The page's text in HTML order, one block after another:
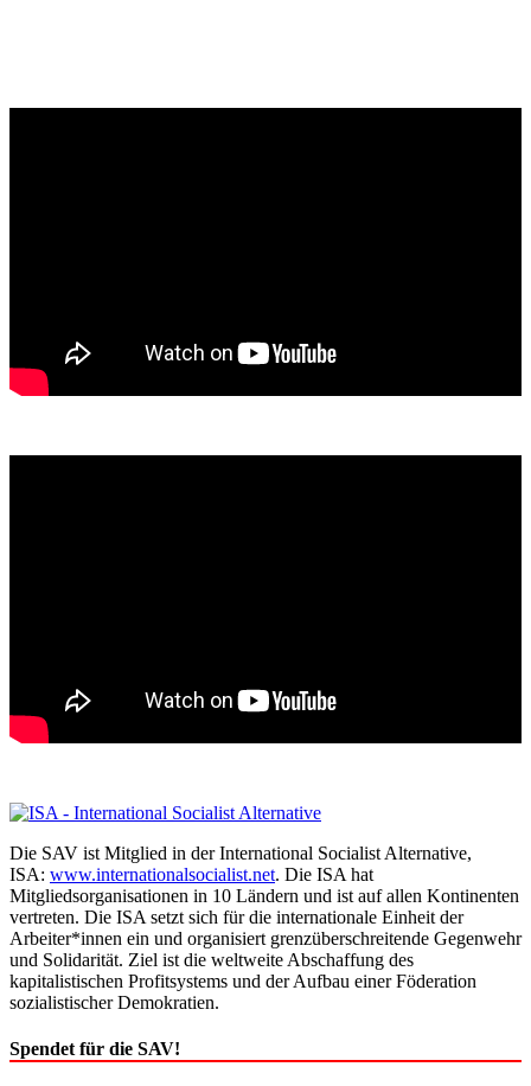
Die SAV ist Mitglied in der International Socialist Alternative,
ISA: www.internationalsocialist.net. Die ISA hat
Mitgliedsorganisationen in 10 Ländern und ist auf allen Kontinenten
vertreten. Die ISA setzt sich für die internationale Einheit der
Arbeiter*innen ein und organisiert grenzüberschreitende Gegenwehr
und Solidarität. Ziel ist die weltweite Abschaffung des
kapitalistischen Profitsystems und der Aufbau einer Föderation
sozialistischer Demokratien.
Spendet für die SAV!